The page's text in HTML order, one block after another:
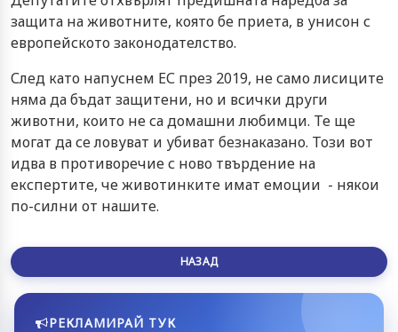
защита на животните, която бе приета, в унисон с
европейското законодателство.
След като напуснем ЕС през 2019, не само лисиците
няма да бъдат защитени, но и всички други
животни, които не са домашни любимци. Те ще
могат да се ловуват и убиват безнаказано. Този вот
идва в противоречие с ново твърдение на
експертите, че животинките имат емоции - някои
по-силни от нашите.
НАЗАД
РЕКЛАМИРАЙ ТУК